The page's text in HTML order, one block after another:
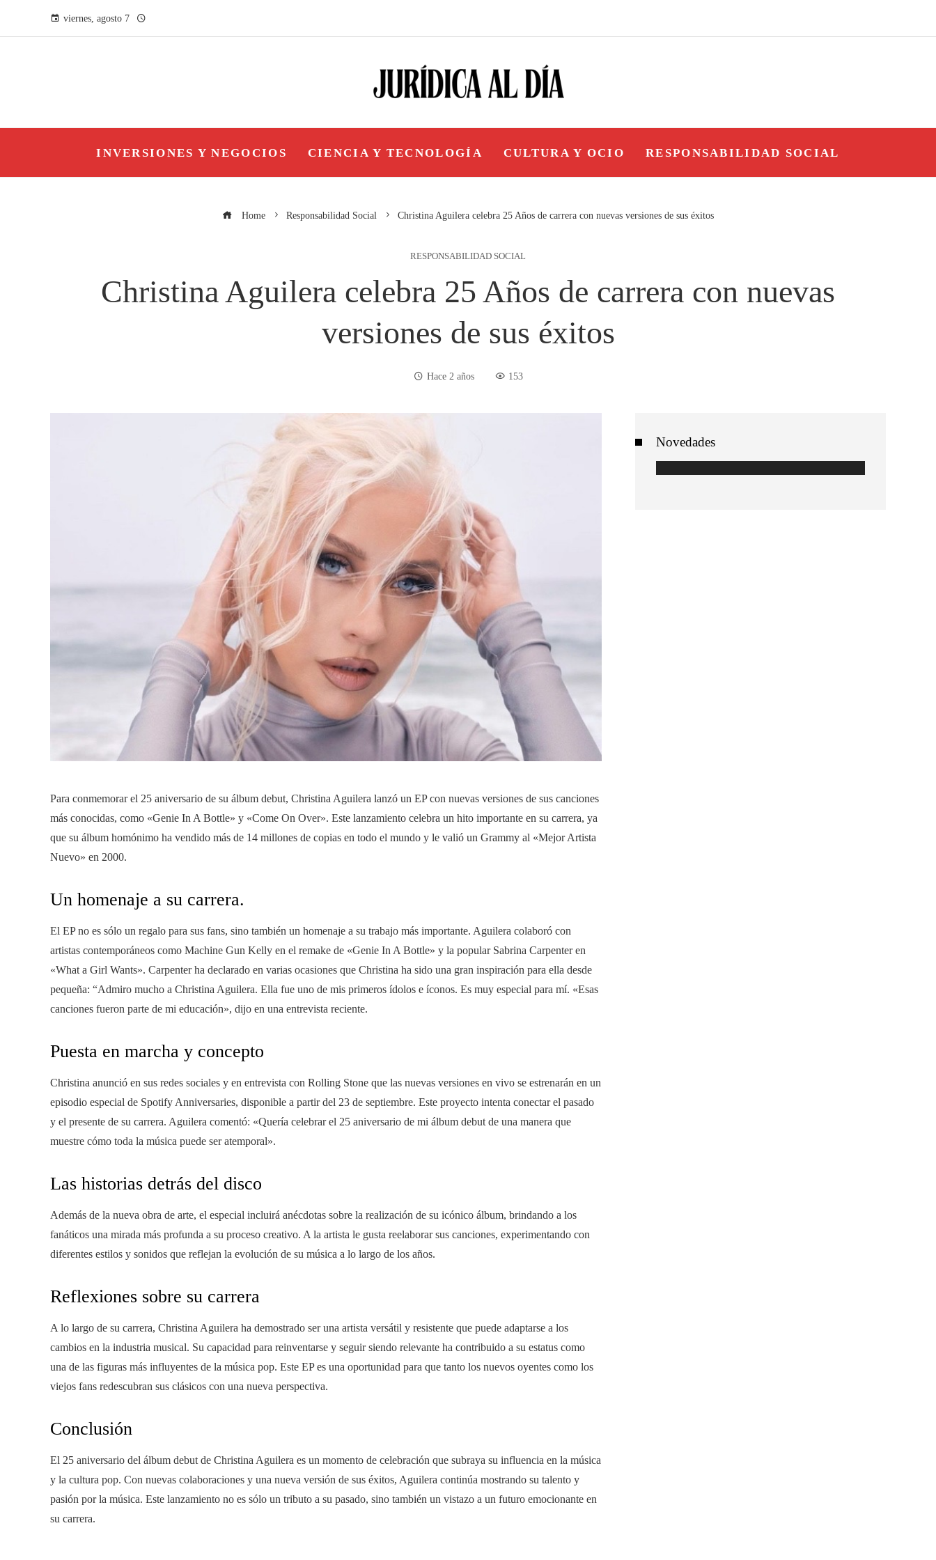
viernes, agosto 7
INVERSIONES Y NEGOCIOS CIENCIA Y TECNOLOGÍA CULTURA Y OCIO RESPONSABILIDAD SOCIAL
Home Responsabilidad Social Christina Aguilera celebra 25 Años de carrera con nuevas versiones de sus éxitos
RESPONSABILIDAD SOCIAL
Christina Aguilera celebra 25 Años de carrera con nuevas
versiones de sus éxitos
Hace 2 años 153
Para conmemorar el 25 aniversario de su álbum debut, Christina Aguilera lanzó un EP con nuevas versiones de sus canciones
más conocidas, como «Genie In A Bottle» y «Come On Over». Este lanzamiento celebra un hito importante en su carrera, ya
que su álbum homónimo ha vendido más de 14 millones de copias en todo el mundo y le valió un Grammy al «Mejor Artista
Nuevo» en 2000.
Un homenaje a su carrera.
El EP no es sólo un regalo para sus fans, sino también un homenaje a su trabajo más importante. Aguilera colaboró ​​con
artistas contemporáneos como Machine Gun Kelly en el remake de «Genie In A Bottle» y la popular Sabrina Carpenter en
«What a Girl Wants». Carpenter ha declarado en varias ocasiones que Christina ha sido una gran inspiración para ella desde
pequeña: “Admiro mucho a Christina Aguilera. Ella fue uno de mis primeros ídolos e íconos. Es muy especial para mí. «Esas
canciones fueron parte de mi educación», dijo en una entrevista reciente.
Puesta en marcha y concepto
Christina anunció en sus redes sociales y en entrevista con Rolling Stone que las nuevas versiones en vivo se estrenarán en un
episodio especial de Spotify Anniversaries, disponible a partir del 23 de septiembre. Este proyecto intenta conectar el pasado
y el presente de su carrera. Aguilera comentó: «Quería celebrar el 25 aniversario de mi álbum debut de una manera que
muestre cómo toda la música puede ser atemporal».
Las historias detrás del disco
Además de la nueva obra de arte, el especial incluirá anécdotas sobre la realización de su icónico álbum, brindando a los
fanáticos una mirada más profunda a su proceso creativo. A la artista le gusta reelaborar sus canciones, experimentando con
diferentes estilos y sonidos que reflejan la evolución de su música a lo largo de los años.
Reflexiones sobre su carrera
A lo largo de su carrera, Christina Aguilera ha demostrado ser una artista versátil y resistente que puede adaptarse a los
cambios en la industria musical. Su capacidad para reinventarse y seguir siendo relevante ha contribuido a su estatus como
una de las figuras más influyentes de la música pop. Este EP es una oportunidad para que tanto los nuevos oyentes como los
viejos fans redescubran sus clásicos con una nueva perspectiva.
Conclusión
El 25 aniversario del álbum debut de Christina Aguilera es un momento de celebración que subraya su influencia en la música
y la cultura pop. Con nuevas colaboraciones y una nueva versión de sus éxitos, Aguilera continúa mostrando su talento y
pasión por la música. Este lanzamiento no es sólo un tributo a su pasado, sino también un vistazo a un futuro emocionante en
su carrera.
Novedades